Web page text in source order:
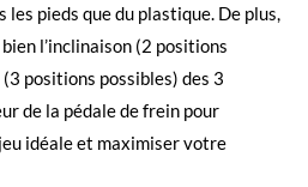
les pieds que du plastique. De plus,
l’inclinaison (2 positions
positions possibles) des 3
de la pédale de frein pour
idéale et maximiser votre